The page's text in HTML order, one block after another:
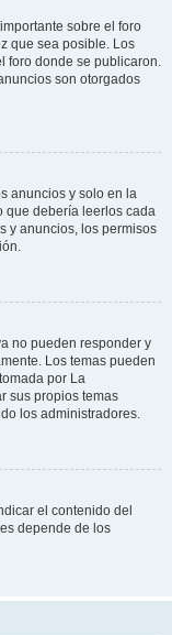
sobre el foro
que sea posible. Los
foro donde se publicaron.
son otorgados
anuncios y solo en la
que debería leerlos cada
y anuncios, los permisos
no pueden responder y
Los temas pueden
por La
sus propios temas
los administradores.
el contenido del
depende de los